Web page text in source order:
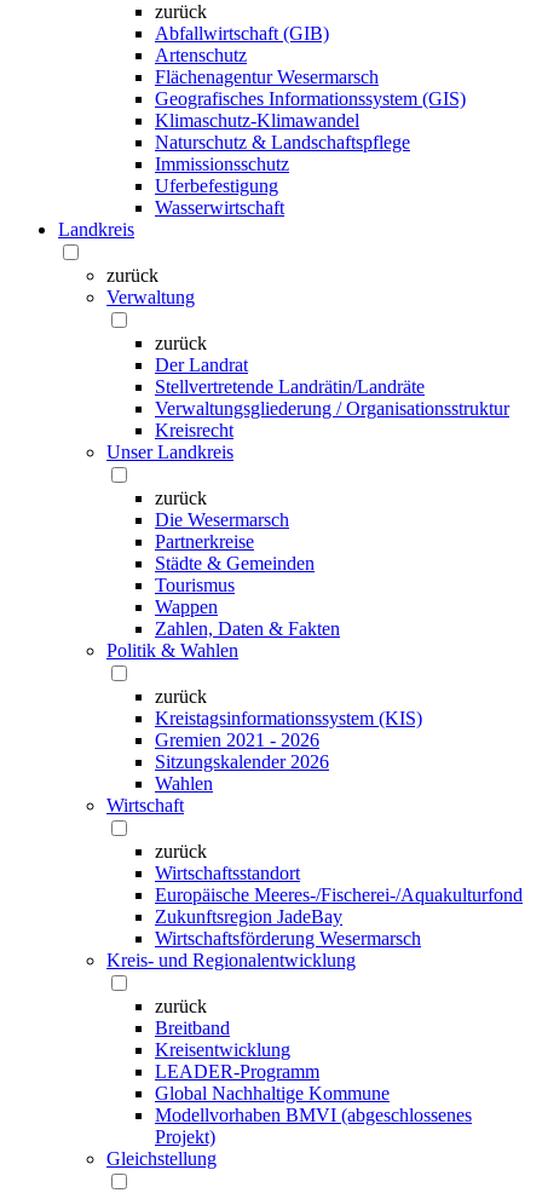
zurück
Abfallwirtschaft (GIB)
Artenschutz
Flächenagentur Wesermarsch
Geografisches Informationssystem (GIS)
Klimaschutz-Klimawandel
Naturschutz & Landschaftspflege
Immissionsschutz
Uferbefestigung
Wasserwirtschaft
Landkreis
zurück
Verwaltung
zurück
Der Landrat
Stellvertretende Landrätin/Landräte
Verwaltungsgliederung / Organisationsstruktur
Kreisrecht
Unser Landkreis
zurück
Die Wesermarsch
Partnerkreise
Städte & Gemeinden
Tourismus
Wappen
Zahlen, Daten & Fakten
Politik & Wahlen
zurück
Kreistagsinformationssystem (KIS)
Gremien 2021 - 2026
Sitzungskalender 2026
Wahlen
Wirtschaft
zurück
Wirtschaftsstandort
Europäische Meeres-/Fischerei-/Aquakulturfond
Zukunftsregion JadeBay
Wirtschaftsförderung Wesermarsch
Kreis- und Regionalentwicklung
zurück
Breitband
Kreisentwicklung
LEADER-Programm
Global Nachhaltige Kommune
Modellvorhaben BMVI (abgeschlossenes
Projekt)
Gleichstellung